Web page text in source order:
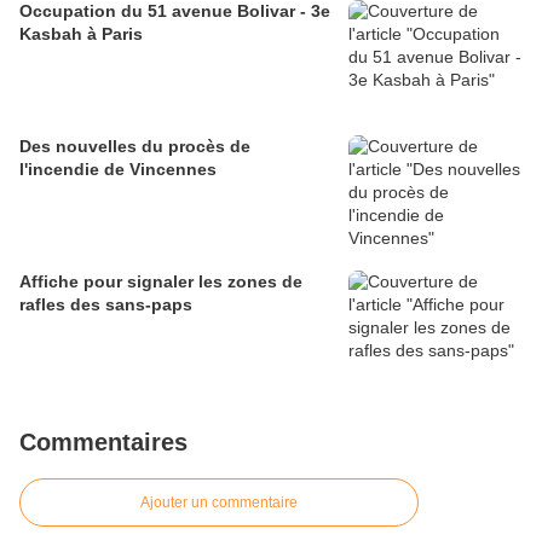
Occupation du 51 avenue Bolivar - 3e
Kasbah à Paris
Des nouvelles du procès de
l'incendie de Vincennes
Affiche pour signaler les zones de
rafles des sans-paps
Commentaires
Ajouter un commentaire